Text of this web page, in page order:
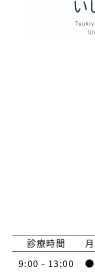
診療時間 月
9:00 - 13:00
●